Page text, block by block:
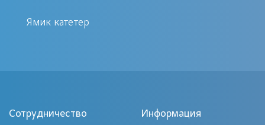
Аллергические реакции: гнойное
аллергических формах гнойные
Ямик катетер
Сотрудничество Информация